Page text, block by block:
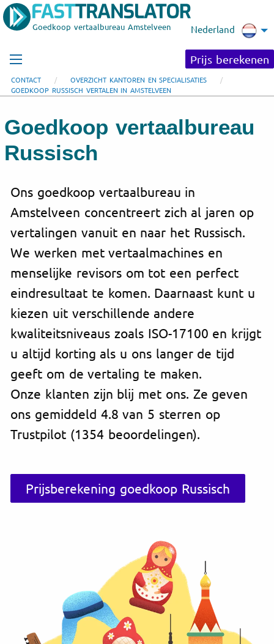
Goedkoop vertaalbureau Amstelveen Nederland
Prijs berekenen
CONTACT
OVERZICHT KANTOREN EN SPECIALISATIES
GOEDKOOP RUSSISCH VERTALEN IN AMSTELVEEN
Goedkoop vertaalbureau
Russisch
Ons goedkoop vertaalbureau in
Amstelveen concentreert zich al jaren op
vertalingen vanuit en naar het Russisch.
We werken met vertaalmachines en
menselijke revisors om tot een perfect
eindresultaat te komen. Daarnaast kunt u
kiezen uit verschillende andere
kwaliteitsniveaus zoals ISO-17100 en krijgt
u altijd korting als u ons langer de tijd
geeft om de vertaling te maken.
Onze klanten zijn blij met ons. Ze geven
ons gemiddeld 4.8 van 5 sterren op
Trustpilot (1354 beoordelingen).
Prijsberekening goedkoop Russisch